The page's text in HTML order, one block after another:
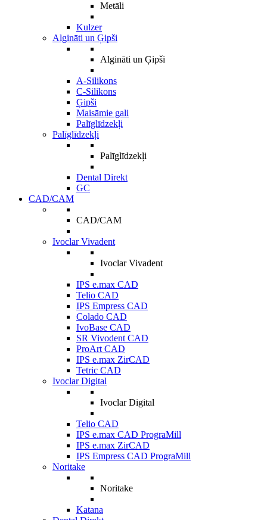
Metāli
Kulzer
Algināti un Ģipši
Algināti un Ģipši
A-Silikons
C-Silikons
Ģipši
Maisāmie gali
Palīglīdzekļi
Palīglīdzekļi
Palīglīdzekļi
Dental Direkt
GC
CAD/CAM
CAD/CAM
Ivoclar Vivadent
Ivoclar Vivadent
IPS e.max CAD
Telio CAD
IPS Empress CAD
Colado CAD
IvoBase CAD
SR Vivodent CAD
ProArt CAD
IPS e.max ZirCAD
Tetric CAD
Ivoclar Digital
Ivoclar Digital
Telio CAD
IPS e.max CAD PrograMill
IPS e.max ZirCAD
IPS Empress CAD PrograMill
Noritake
Noritake
Katana